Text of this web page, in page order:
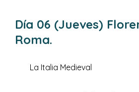
Día 06 (Jueves)
Roma.
La Italia Medieval